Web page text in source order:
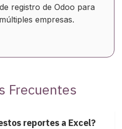
registro de Odoo para
empresas.
Frecuentes
reportes a Excel?